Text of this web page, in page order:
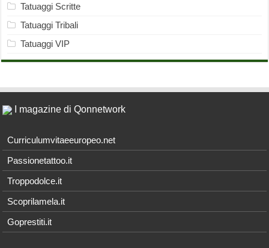
Tatuaggi Scritte
Tatuaggi Tribali
Tatuaggi VIP
I magazine di Qonnetwork
Curriculumvitaeeuropeo.net
Passionetattoo.it
Troppodolce.it
Scoprilamela.it
Goprestiti.it